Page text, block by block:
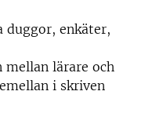
duggor, enkäter,
lärare och
i skriven